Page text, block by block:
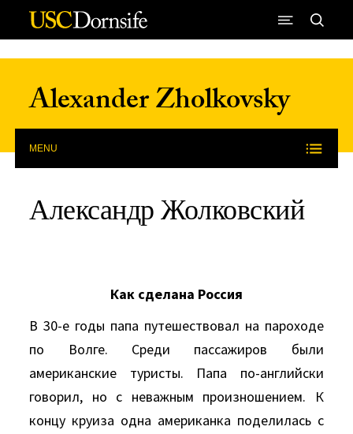
Skip to Content
Alexander Zholkovsky
MENU
Александр Жолковский
Как сделана Россия
В 30-е годы папа путешествовал на пароходе
по Волге. Среди пассажиров были
американские туристы. Папа по-английски
говорил, но с неважным произношением. К
концу круиза одна американка поделилась с